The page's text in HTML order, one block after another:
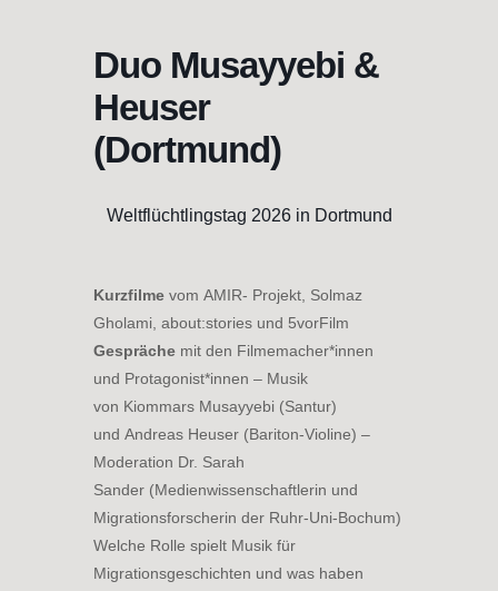
Duo Musayyebi &
Heuser
(Dortmund)
Weltflüchtlingstag 2026 in Dortmund
Kurzfilme vom AMIR- Projekt, Solmaz
Gholami, about:stories und 5vorFilm
Gespräche mit den Filmemacher*innen
und Protagonist*innen – Musik
von Kiommars Musayyebi (Santur)
und Andreas Heuser (Bariton-Violine) –
Moderation Dr. Sarah
Sander (Medienwissenschaftlerin und
Migrationsforscherin der Ruhr-Uni-Bochum)
Welche Rolle spielt Musik für
Migrationsgeschichten und was haben